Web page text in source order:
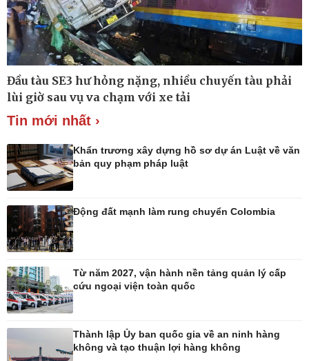
Thế giới
Quan sát
Cuộc sống đó đây
Hồ sơ
Multimedia
Ảnh
Video
Kinh tế
Bất động sản
Khởi nghiệp
Xổ số 3 miền
Giá cà phê
Đầu tàu SE3 hư hỏng nặng, nhiều chuyến tàu phải
lùi giờ sau vụ va chạm với xe tải
Tin mới nhất ›
Khẩn trương xây dựng hồ sơ dự án Luật về văn
bản quy phạm pháp luật
Động đất mạnh làm rung chuyển Colombia
Từ năm 2027, vận hành nền tảng quản lý cấp
cứu ngoại viện toàn quốc
Thành lập Ủy ban quốc gia về an ninh hàng
không và tạo thuận lợi hàng không